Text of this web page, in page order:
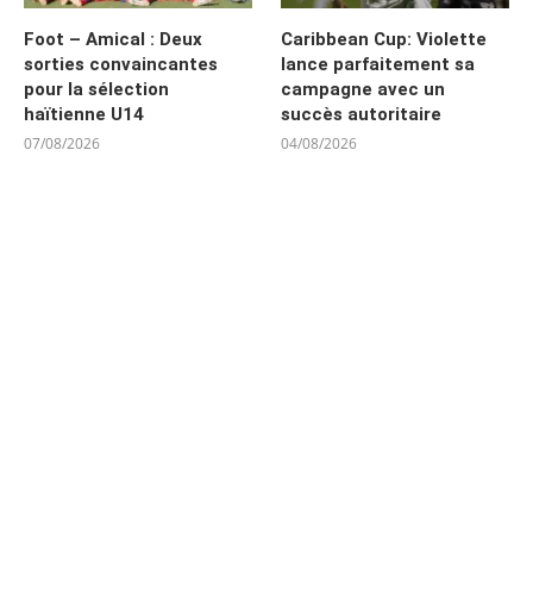
Foot – Amical : Deux
sorties convaincantes
pour la sélection
haïtienne U14
07/08/2026
Caribbean Cup: Violette
lance parfaitement sa
campagne avec un
succès autoritaire
04/08/2026